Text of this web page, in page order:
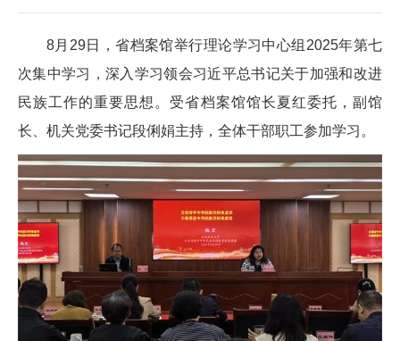
8月29日，省档案馆举行理论学习中心组2025年第七
次集中学习，深入学习领会习近平总书记关于加强和改进
民族工作的重要思想。受省档案馆馆长夏红委托，副馆
长、机关党委书记段俐娟主持，全体干部职工参加学习。